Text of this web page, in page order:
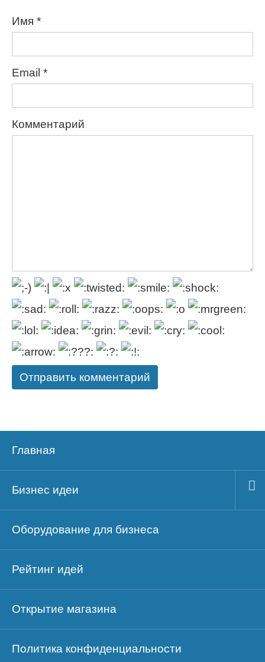
Имя *
Email *
Комментарий
Главная
Бизнес идеи
Оборудование для бизнеса
Рейтинг идей
Открытие магазина
Политика конфиденциальности